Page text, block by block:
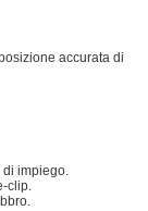
accurata di
di impiego.
clip.